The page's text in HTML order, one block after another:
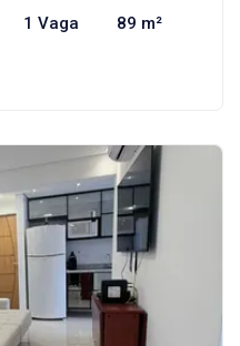
1 Vaga 89 m²